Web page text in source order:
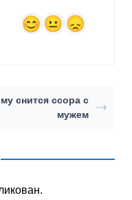
снится ссора с
мужем